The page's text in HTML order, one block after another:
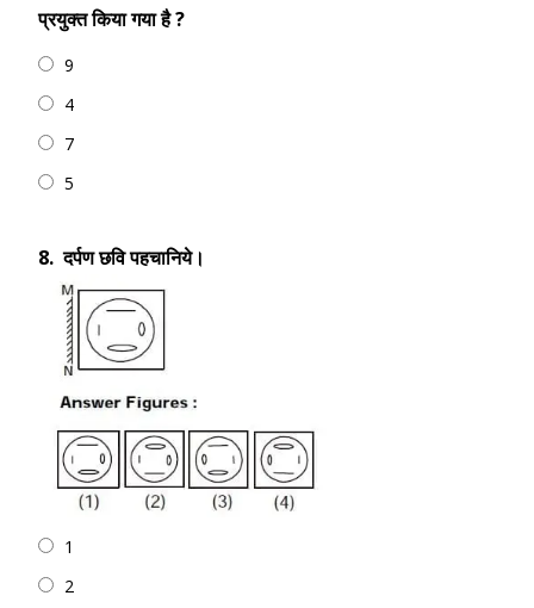
प्रयुक्त किया गया है ?
9
4
7
5
8. दर्पण छवि पहचानिये।
1
2